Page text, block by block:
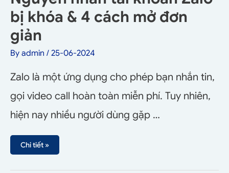
bị khóa & 4 cách mở đơn
giản
By admin / 25-06-2024
Zalo là một ứng dụng cho phép bạn nhắn tin,
gọi video call hoàn toàn miễn phí. Tuy nhiên,
hiện nay nhiều người dùng gặp …
Chi tiết »